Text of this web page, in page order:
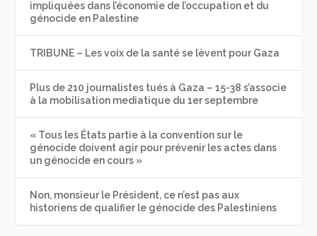
impliquées dans l’économie de l’occupation et du
génocide en Palestine
TRIBUNE – Les voix de la santé se lèvent pour Gaza
Plus de 210 journalistes tués à Gaza – 15-38 s’associe
à la mobilisation mediatique du 1er septembre
« Tous les États partie à la convention sur le
génocide doivent agir pour prévenir les actes dans
un génocide en cours »
Non, monsieur le Président, ce n’est pas aux
historiens de qualifier le génocide des Palestiniens